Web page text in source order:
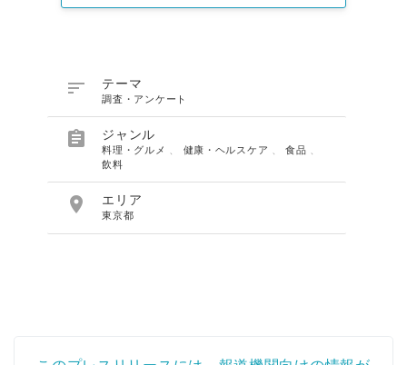
 テーマ
調査・アンケート
 ジャンル
料理・グルメ 健康・ヘルスケア 、食品
飲料
 エリア
東京都